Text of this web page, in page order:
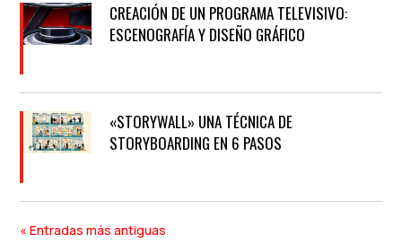
CREACIÓN DE UN PROGRAMA TELEVISIVO:
ESCENOGRAFÍA Y DISEÑO GRÁFICO
«STORYWALL» UNA TÉCNICA DE
STORYBOARDING EN 6 PASOS
« Entradas más antiguas